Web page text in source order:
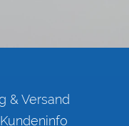
& Versand